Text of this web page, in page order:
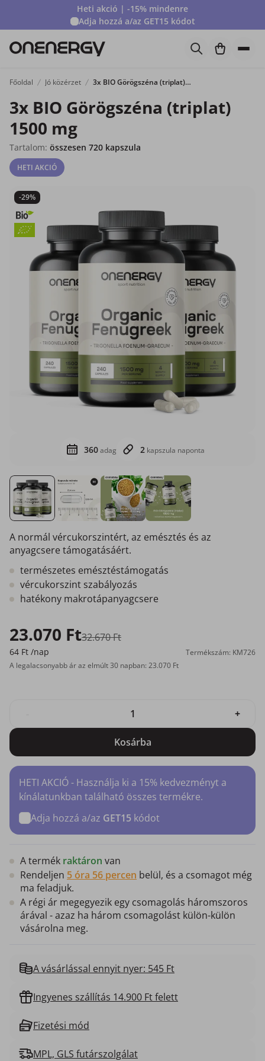
Heti akció | -15% mindenre
Adja hozzá a/az GET15 kódot
Főoldal Jó közérzet 3x BIO Görögszéna (triplat) 1500 mg
3x BIO Görögszéna (triplat)
1500 mg
Tartalom: összesen 720 kapszula
HETI AKCIÓ
-29%
360adag 2 kapszula naponta
A normál vércukorszintért, az emésztés és az
anyagcsere támogatásáért.
természetes emésztéstámogatás
vércukorszint szabályozás
hatékony makrotápanyagcsere
23.070 Ft32.670 Ft
64 Ft /nap
Termékszám: KM726
A legalacsonyabb ár az elmúlt 30 napban: 23.070 Ft
+
Kosárba
HETI AKCIÓ - Használja ki a 15% kedvezményt a
kínálatunkban található összes termékre.
Adja hozzá a/az GET15 kódot
A termék raktáron van
Rendeljen 5 óra 56 percen belül, és a csomagot még
ma feladjuk.
A régi ár megegyezik egy csomagolás háromszoros
árával - azaz ha három csomagolást külön-külön
vásárolna meg.
A vásárlással ennyit nyer: 545 Ft
Ingyenes szállítás 14.900 Ft felett
Fizetési mód
MPL, GLS futárszolgálat